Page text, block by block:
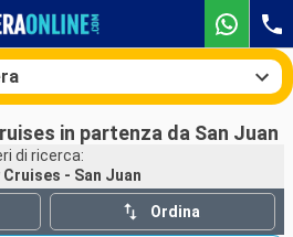
in partenza da San Juan
di ricerca:
- San Juan
Ordina